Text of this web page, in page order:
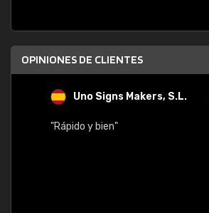
OPINIONES DE CLIENTES
Uno Signs Makers, S.L.
"Rápido y bien"